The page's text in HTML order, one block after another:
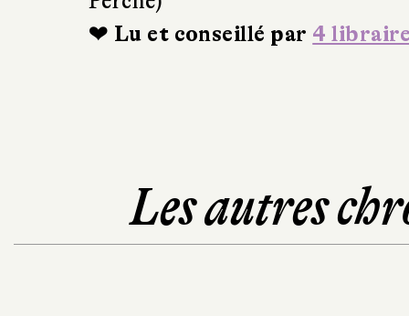
❤ Lu et conseillé par 4
Les autres